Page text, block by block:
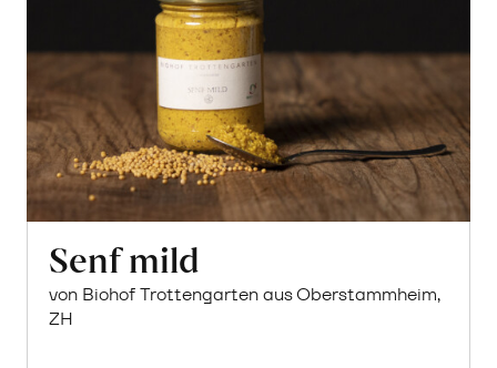
Senf mild
von Biohof Trottengarten aus Oberstammheim,
ZH